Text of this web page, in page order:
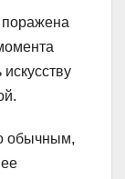
обычным,